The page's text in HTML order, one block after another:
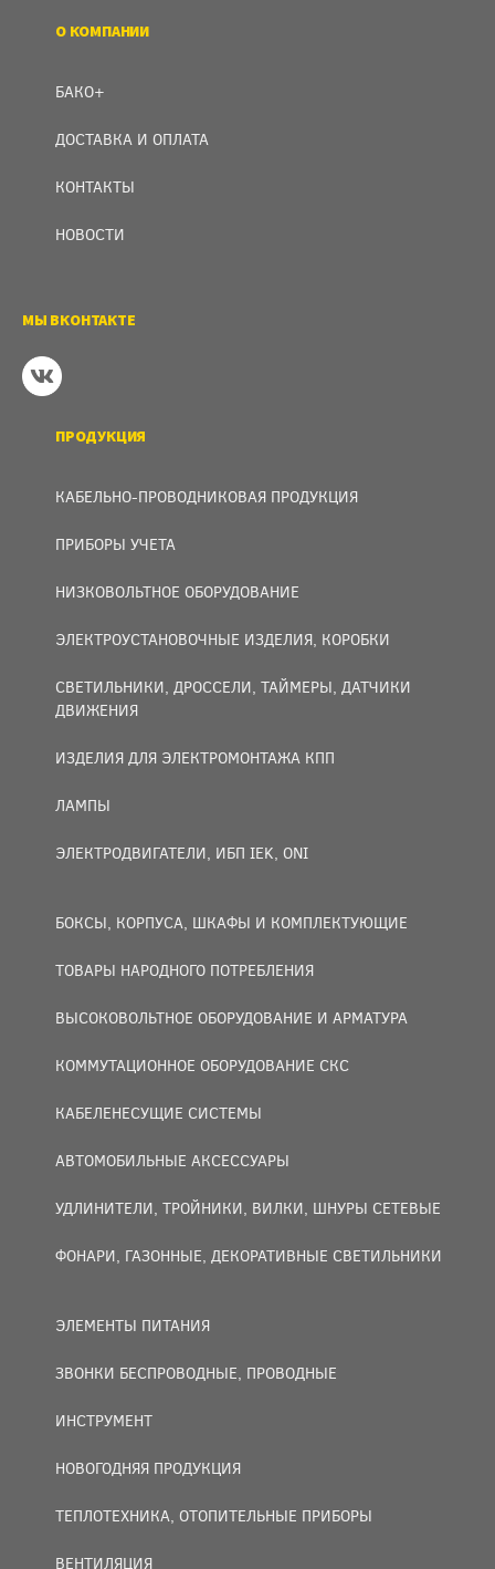
О КОМПАНИИ
БАКО+
ДОСТАВКА И ОПЛАТА
КОНТАКТЫ
НОВОСТИ
МЫ ВКОНТАКТЕ
ПРОДУКЦИЯ
КАБЕЛЬНО-ПРОВОДНИКОВАЯ ПРОДУКЦИЯ
ПРИБОРЫ УЧЕТА
НИЗКОВОЛЬТНОЕ ОБОРУДОВАНИЕ
ЭЛЕКТРОУСТАНОВОЧНЫЕ ИЗДЕЛИЯ, КОРОБКИ
СВЕТИЛЬНИКИ, ДРОССЕЛИ, ТАЙМЕРЫ, ДАТЧИКИ
ДВИЖЕНИЯ
ИЗДЕЛИЯ ДЛЯ ЭЛЕКТРОМОНТАЖА КПП
ЛАМПЫ
ЭЛЕКТРОДВИГАТЕЛИ, ИБП IEK, ONI
БОКСЫ, КОРПУСА, ШКАФЫ И КОМПЛЕКТУЮЩИЕ
ТОВАРЫ НАРОДНОГО ПОТРЕБЛЕНИЯ
ВЫСОКОВОЛЬТНОЕ ОБОРУДОВАНИЕ И АРМАТУРА
КОММУТАЦИОННОЕ ОБОРУДОВАНИЕ СКС
КАБЕЛЕНЕСУЩИЕ СИСТЕМЫ
АВТОМОБИЛЬНЫЕ АКСЕССУАРЫ
УДЛИНИТЕЛИ, ТРОЙНИКИ, ВИЛКИ, ШНУРЫ СЕТЕВЫЕ
ФОНАРИ, ГАЗОННЫЕ, ДЕКОРАТИВНЫЕ СВЕТИЛЬНИКИ
ЭЛЕМЕНТЫ ПИТАНИЯ
ЗВОНКИ БЕСПРОВОДНЫЕ, ПРОВОДНЫЕ
ИНСТРУМЕНТ
НОВОГОДНЯЯ ПРОДУКЦИЯ
ТЕПЛОТЕХНИКА, ОТОПИТЕЛЬНЫЕ ПРИБОРЫ
ВЕНТИЛЯЦИЯ